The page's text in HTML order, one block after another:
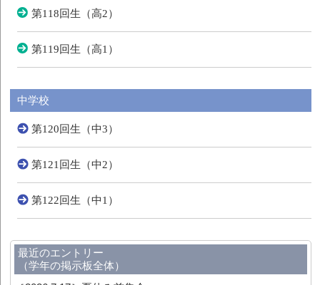
第118回生（高2）
第119回生（高1）
中学校
第120回生（中3）
第121回生（中2）
第122回生（中1）
最近のエントリー
（学年の掲示板全体）